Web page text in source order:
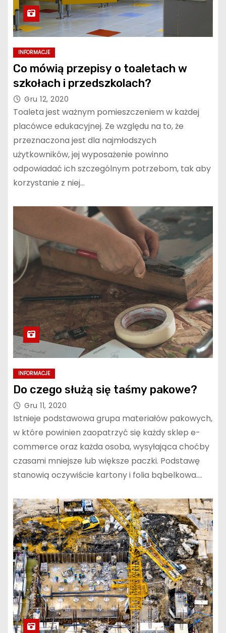
INFORMACJE
Co mówią przepisy o toaletach w
szkołach i przedszkolach?
Gru 12, 2020
Toaleta jest ważnym pomieszczeniem w każdej
placówce edukacyjnej. Ze względu na to, że
przeznaczona jest dla najmłodszych
użytkowników, jej wyposażenie powinno
odpowiadać ich szczególnym potrzebom, tak aby
korzystanie z niej…
INFORMACJE
Do czego służą się taśmy pakowe?
Gru 11, 2020
Istnieje podstawowa grupa materiałów pakowych,
w które powinien zaopatrzyć się każdy sklep e-
commerce oraz każda osoba, wysyłająca choćby
czasami mniejsze lub większe paczki. Podstawę
stanowią oczywiście kartony i folia bąbelkowa.…